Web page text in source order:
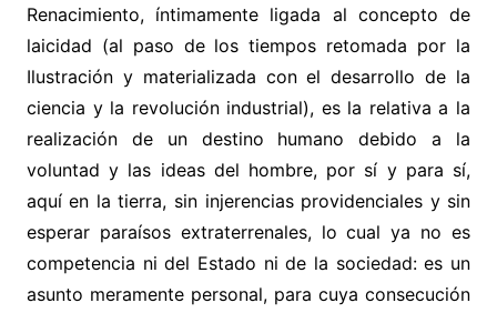
Renacimiento, íntimamente ligada al concepto de
laicidad (al paso de los tiempos retomada por la
Ilustración y materializada con el desarrollo de la
ciencia y la revolución industrial), es la relativa a la
realización de un destino humano debido a la
voluntad y las ideas del hombre, por sí y para sí,
aquí en la tierra, sin injerencias providenciales y sin
esperar paraísos extraterrenales, lo cual ya no es
competencia ni del Estado ni de la sociedad: es un
asunto meramente personal, para cuya consecución